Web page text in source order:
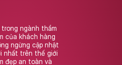
trong ngành thẩm
của khách hàng
ngừng cập nhật
nhất trên thế giới
đẹp an toàn và